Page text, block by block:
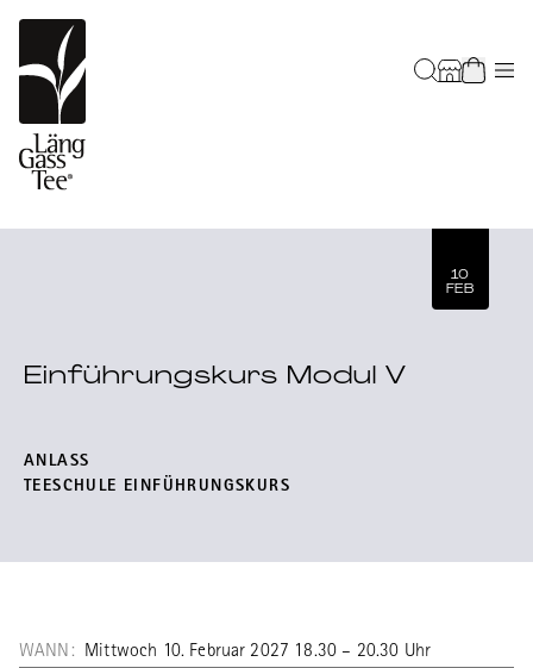
10
FEB
Einführungskurs Modul V
ANLASS
TEESCHULE EINFÜHRUNGSKURS
WANN: Mittwoch 10. Februar 2027 18.30 – 20.30 Uhr